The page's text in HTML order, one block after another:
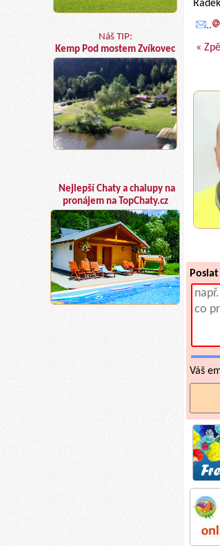
Náš TIP:
Kemp Pod mostem Zvíkovec
Nejlepší Chaty a chalupy na
pronájem na TopChaty.cz
Radek
..
«
Váš